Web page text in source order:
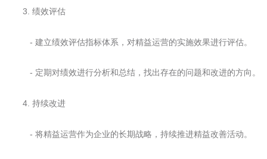
3. 绩效评估
- 建立绩效评估指标体系，对精益运营的实施效果进行评估。
- 定期对绩效进行分析和总结，找出存在的问题和改进的方向。
4. 持续改进
- 将精益运营作为企业的长期战略，持续推进精益改善活动。